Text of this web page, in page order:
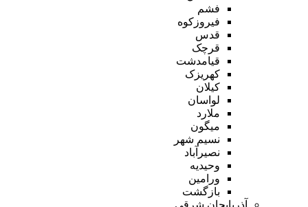
فشم
فیروزکوه
قدس
قرچک
قیامدشت
کهریزک
کیلان
لواسان
ملارد
میگون
نسیم شهر
نصیرآباد
وحیدیه
ورامین
بازگشت
آذربایجان شرقی